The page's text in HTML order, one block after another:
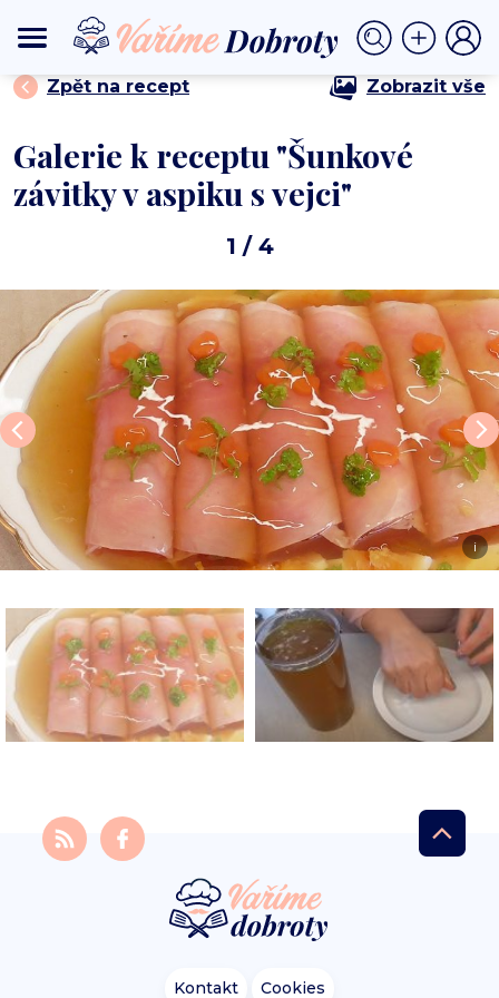
DOMŮ PŘEDKRMY⟩ Šunkové závitky v aspiku s vejci
Zpět na recept Zobrazit vše
Galerie k receptu "Šunkové
závitky v aspiku s vejci"
1 / 4
i
Kontakt Cookies